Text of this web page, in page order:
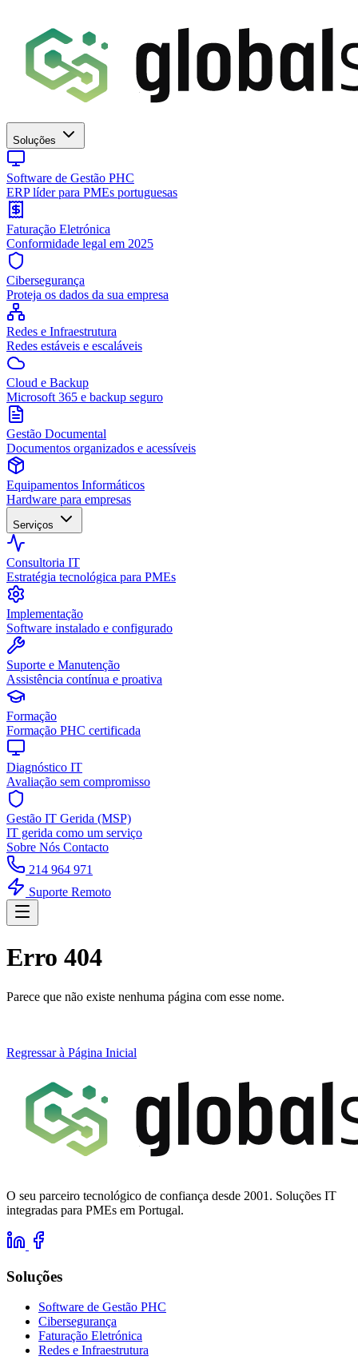
Soluções
Software de Gestão PHC
ERP líder para PMEs portuguesas
Faturação Eletrónica
Conformidade legal em 2025
Cibersegurança
Proteja os dados da sua empresa
Redes e Infraestrutura
Redes estáveis e escaláveis
Cloud e Backup
Microsoft 365 e backup seguro
Gestão Documental
Documentos organizados e acessíveis
Equipamentos Informáticos
Hardware para empresas
Serviços
Consultoria IT
Estratégia tecnológica para PMEs
Implementação
Software instalado e configurado
Suporte e Manutenção
Assistência contínua e proativa
Formação
Formação PHC certificada
Diagnóstico IT
Avaliação sem compromisso
Gestão IT Gerida (MSP)
IT gerida como um serviço
Sobre Nós Contacto
214 964 971
Suporte Remoto
Erro 404
Parece que não existe nenhuma página com esse nome.
Regressar à Página Inicial
O seu parceiro tecnológico de confiança desde 2001. Soluções IT
integradas para PMEs em Portugal.
Soluções
Software de Gestão PHC
Cibersegurança
Faturação Eletrónica
Redes e Infraestrutura